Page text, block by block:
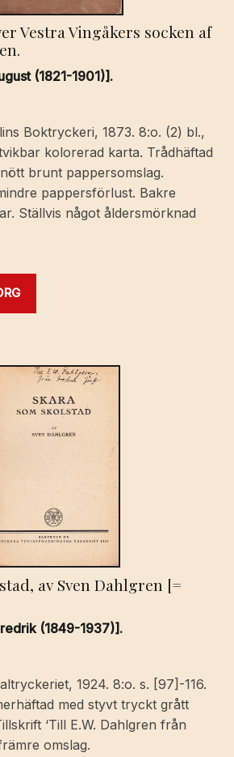
Vestra Vingåkers socken af
(1821-1901)].
Boktryckeri, 1873. 8:o. (2) bl.,
kolorerad karta. Trådhäftad
brunt pappersomslag.
pappersförlust. Bakre
Ställvis något åldersmörknad
av Sven Dahlgren [=
(1849-1937)].
1924. 8:o. s. [97]-116.
med styvt tryckt grått
‘Till E.W. Dahlgren från
omslag.